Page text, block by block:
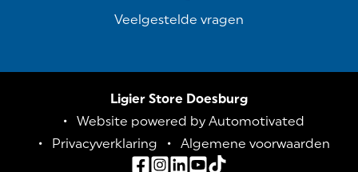
Veelgestelde vragen
Ligier Store Doesburg
Website powered by Automotivated
Privacyverklaring
Algemene voorwaarden